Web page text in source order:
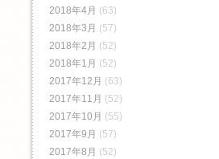
2018年4月 (63)
2018年3月 (57)
2018年2月 (52)
2018年1月 (52)
2017年12月 (63)
2017年11月 (52)
2017年10月 (55)
2017年9月 (57)
2017年8月 (52)